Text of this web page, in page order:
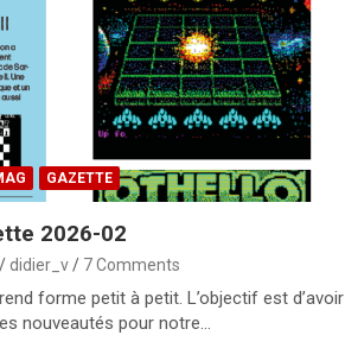
GAZETTE
2026-02
didier_v 7 Comments
forme petit à petit. L’objectif est d’avoir
nouveautés pour notre…